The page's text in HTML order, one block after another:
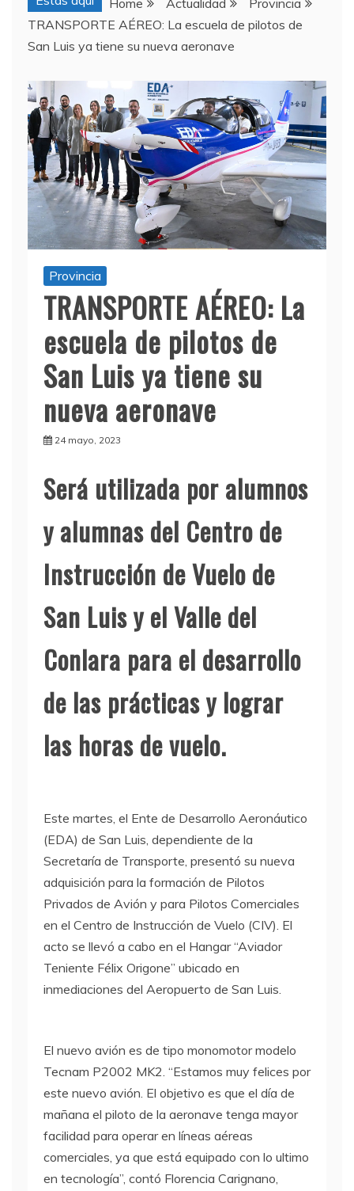
Home Actualidad
Provincia
TRANSPORTE AÉREO: La escuela de pilotos de
San Luis ya tiene su nueva aeronave
Provincia
TRANSPORTE AÉREO: La
escuela de pilotos de
San Luis ya tiene su
nueva aeronave
24 mayo, 2023
Será utilizada por alumnos
y alumnas del Centro de
Instrucción de Vuelo de
San Luis y el Valle del
Conlara para el desarrollo
de las prácticas y lograr
las horas de vuelo.
Este martes, el Ente de Desarrollo Aeronáutico
(EDA) de San Luis, dependiente de la
Secretaría de Transporte, presentó su nueva
adquisición para la formación de Pilotos
Privados de Avión y para Pilotos Comerciales
en el Centro de Instrucción de Vuelo (CIV). El
acto se llevó a cabo en el Hangar “Aviador
Teniente Félix Origone” ubicado en
inmediaciones del Aeropuerto de San Luis.
El nuevo avión es de tipo monomotor modelo
Tecnam P2002 MK2. “Estamos muy felices por
este nuevo avión. El objetivo es que el día de
mañana el piloto de la aeronave tenga mayor
facilidad para operar en líneas aéreas
comerciales, ya que está equipado con lo ultimo
en tecnología”, contó Florencia Carignano,